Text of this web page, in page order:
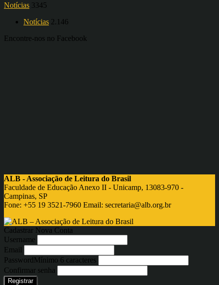
Notícias 3345
Notícias 2.146
Encontre-nos no Facebook
ALB - Associação de Leitura do Brasil
Faculdade de Educação Anexo II - Unicamp, 13083-970 -
Campinas, SP
Fone: +55 19 3521-7960 Email: secretaria@alb.org.br
Cadastrar Nova Conta
Username
Email
PasswordMínimo 6 caracteres
Confirmar senha
Registrar